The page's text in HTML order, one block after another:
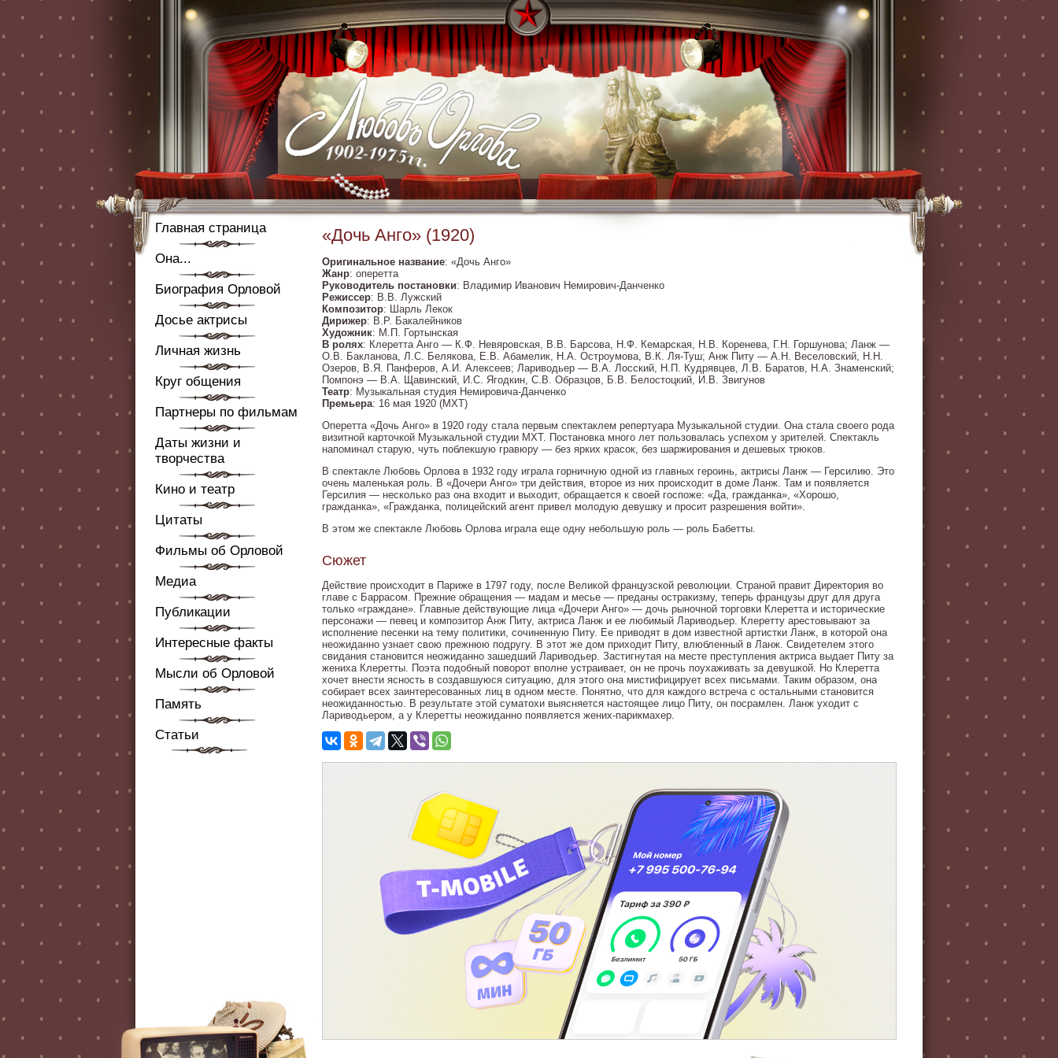
Главная страница
Она...
Биография Орловой
Досье актрисы
Личная жизнь
Круг общения
Партнеры по фильмам
Даты жизни и
творчества
Кино и театр
Цитаты
Фильмы об Орловой
Медиа
Публикации
Интересные факты
Мысли об Орловой
Память
Статьи
«Дочь Анго» (1920)
Оригинальное название: «Дочь Анго»
Жанр: оперетта
Руководитель постановки: Владимир Иванович Немирович-Данченко
Режиссер: В.В. Лужский
Композитор: Шарль Лекок
Дирижер: В.Р. Бакалейников
Художник: М.П. Гортынская
В ролях: Клеретта Анго — К.Ф. Невяровская, В.В. Барсова, Н.Ф. Кемарская, Н.В. Коренева, Г.Н. Горшунова; Ланж —
О.В. Бакланова, Л.С. Белякова, Е.В. Абамелик, Н.А. Остроумова, В.К. Ля-Туш; Анж Питу — А.Н. Веселовский, Н.Н.
Озеров, В.Я. Панферов, А.И. Алексеев; Лариводьер — В.А. Лосский, Н.П. Кудрявцев, Л.В. Баратов, Н.А. Знаменский;
Помпонэ — В.А. Щавинский, И.С. Ягодкин, С.В. Образцов, Б.В. Белостоцкий, И.В. Звигунов
Театр: Музыкальная студия Немировича-Данченко
Премьера: 16 мая 1920 (МХТ)
Оперетта «Дочь Анго» в 1920 году стала первым спектаклем репертуара Музыкальной студии. Она стала своего рода
визитной карточкой Музыкальной студии МХТ. Постановка много лет пользовалась успехом у зрителей. Спектакль
напоминал старую, чуть поблекшую гравюру — без ярких красок, без шаржирования и дешевых трюков.
В спектакле Любовь Орлова в 1932 году играла горничную одной из главных героинь, актрисы Ланж — Герсилию. Это
очень маленькая роль. В «Дочери Анго» три действия, второе из них происходит в доме Ланж. Там и появляется
Герсилия — несколько раз она входит и выходит, обращается к своей госпоже: «Да, гражданка», «Хорошо,
гражданка», «Гражданка, полицейский агент привел молодую девушку и просит разрешения войти».
В этом же спектакле Любовь Орлова играла еще одну небольшую роль — роль Бабетты.
Сюжет
Действие происходит в Париже в 1797 году, после Великой французской революции. Страной правит Директория во
главе с Баррасом. Прежние обращения — мадам и месье — преданы остракизму, теперь французы друг для друга
только «граждане». Главные действующие лица «Дочери Анго» — дочь рыночной торговки Клеретта и исторические
персонажи — певец и композитор Анж Питу, актриса Ланж и ее любимый Лариводьер. Клеретту арестовывают за
исполнение песенки на тему политики, сочиненную Питу. Ее приводят в дом известной артистки Ланж, в которой она
неожиданно узнает свою прежнюю подругу. В этот же дом приходит Питу, влюбленный в Ланж. Свидетелем этого
свидания становится неожиданно зашедший Лариводьер. Застигнутая на месте преступления актриса выдает Питу за
жениха Клеретты. Поэта подобный поворот вполне устраивает, он не прочь поухаживать за девушкой. Но Клеретта
хочет внести ясность в создавшуюся ситуацию, для этого она мистифицирует всех письмами. Таким образом, она
собирает всех заинтересованных лиц в одном месте. Понятно, что для каждого встреча с остальными становится
неожиданностью. В результате этой суматохи выясняется настоящее лицо Питу, он посрамлен. Ланж уходит с
Лариводьером, а у Клеретты неожиданно появляется жених-парикмахер.